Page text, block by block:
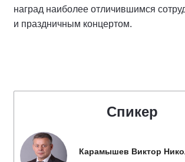
наград наиболее отличившимся
и праздничным концертом.
Спикер
Карамышев Виктор